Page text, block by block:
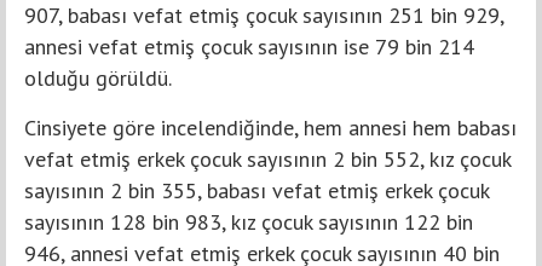
907, babası vefat etmiş çocuk sayısının 251 bin 929,
annesi vefat etmiş çocuk sayısının ise 79 bin 214
olduğu görüldü.
Cinsiyete göre incelendiğinde, hem annesi hem babası
vefat etmiş erkek çocuk sayısının 2 bin 552, kız çocuk
sayısının 2 bin 355, babası vefat etmiş erkek çocuk
sayısının 128 bin 983, kız çocuk sayısının 122 bin
946, annesi vefat etmiş erkek çocuk sayısının 40 bin